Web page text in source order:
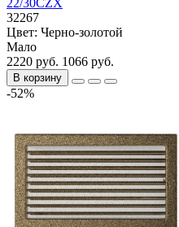
32267
Цвет: Черно-золотой
Мало
2220 руб. 1066 руб.
В корзину
-52%